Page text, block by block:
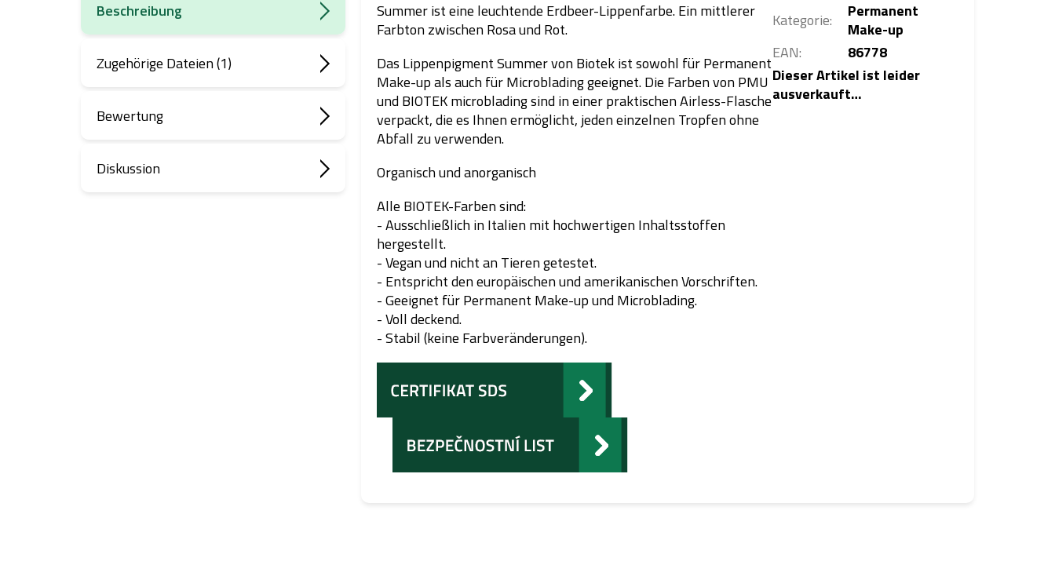
Beschreibung
Zugehörige Dateien (1)
Bewertung
Diskussion
Summer ist eine leuchtende Erdbeer-Lippenfarbe. Ein mittlerer
Farbton zwischen Rosa und Rot.
Das Lippenpigment Summer von Biotek ist sowohl für Permanent
Make-up als auch für Microblading geeignet. Die Farben von PMU
und BIOTEK microblading sind in einer praktischen Airless-Flasche
verpackt, die es Ihnen ermöglicht, jeden einzelnen Tropfen ohne
Abfall zu verwenden.
Organisch und anorganisch
Alle BIOTEK-Farben sind:
- Ausschließlich in Italien mit hochwertigen Inhaltsstoffen
hergestellt.
- Vegan und nicht an Tieren getestet.
- Entspricht den europäischen und amerikanischen Vorschriften.
- Geeignet für Permanent Make-up und Microblading.
- Voll deckend.
- Stabil (keine Farbveränderungen).
Kategorie:
Permanent
Make-up
EAN:
86778
Dieser Artikel ist leider
ausverkauft…